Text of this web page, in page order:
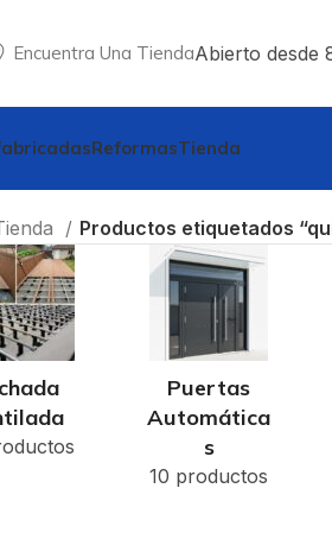
Encuentra Una TiendaAbierto desde
ReformasTienda
Productos etiquetados
Puertas
Automática
s
10 productos